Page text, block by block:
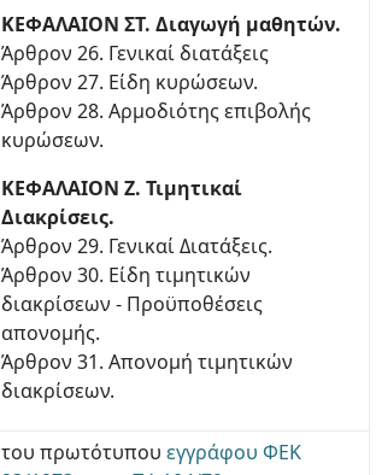
ΚΕΦΑΛΑΙΟΝ ΣΤ. Διαγωγή μαθητών.
Άρθρον 26. Γενικαί διατάξεις
Άρθρον 27. Είδη κυρώσεων.
Άρθρον 28. Αρμοδιότης επιβολής
κυρώσεων.
ΚΕΦΑΛΑΙΟΝ Ζ. Τιμητικαί
Διακρίσεις.
Άρθρον 29. Γενικαί Διατάξεις.
Άρθρον 30. Είδη τιμητικών
διακρίσεων - Προϋποθέσεις
απονομής.
Άρθρον 31. Απονομή τιμητικών
διακρίσεων.
του πρωτότυπου εγγράφου ΦΕΚ